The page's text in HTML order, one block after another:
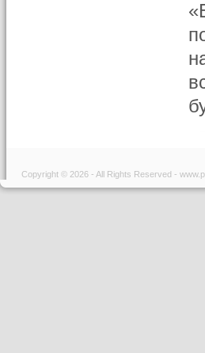
Copyright © 2026 - All Rights Reserved -